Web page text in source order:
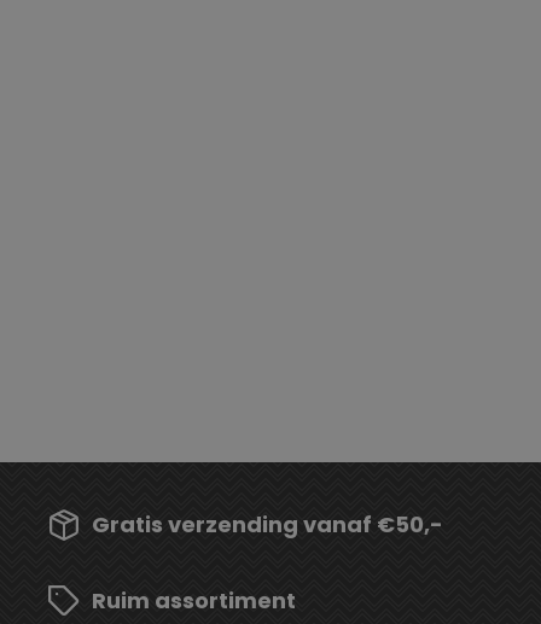
Gratis verzending vanaf €50,-
Ruim assortiment